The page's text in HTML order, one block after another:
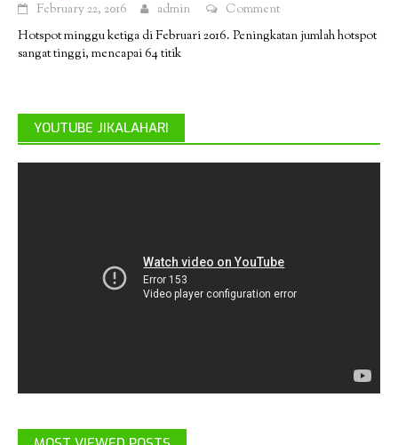
February 22, 2016 admin
Comment
Hotspot minggu ketiga di Februari 2016. Peningkatan jumlah hotspot
sangat tinggi, mencapai 64 titik
YOUTUBE JIKALAHARI